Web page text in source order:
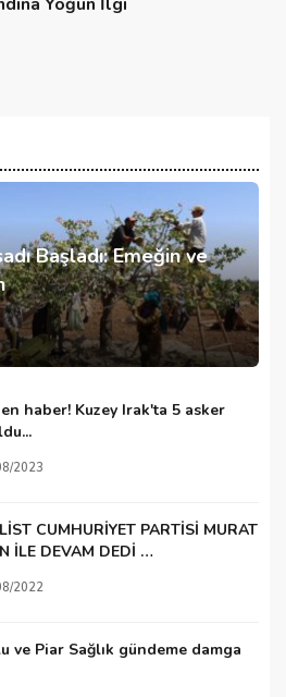
Başladı: Emeğin ve
haber! Kuzey Irak'ta 5 asker
2023
CUMHURİYET PARTİSİ MURAT
İLE DEVAM DEDİ …
2022
ve Piar Sağlık gündeme damga